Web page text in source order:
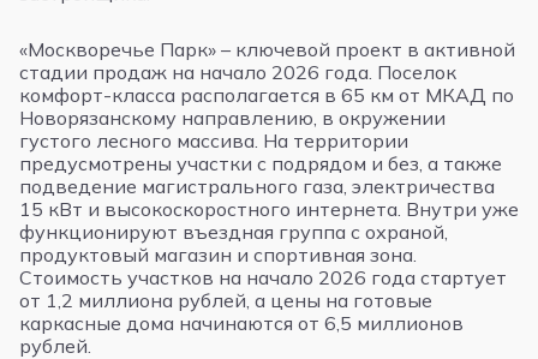
«Москворечье Парк» – ключевой проект в активной
стадии продаж на начало 2026 года. Поселок
комфорт-класса располагается в 65 км от МКАД по
Новорязанскому направлению, в окружении
густого лесного массива. На территории
предусмотрены участки с подрядом и без, а также
подведение магистрального газа, электричества
15 кВт и высокоскоростного интернета. Внутри уже
функционируют въездная группа с охраной,
продуктовый магазин и спортивная зона.
Стоимость участков на начало 2026 года стартует
от 1,2 миллиона рублей, а цены на готовые
каркасные дома начинаются от 6,5 миллионов
рублей.